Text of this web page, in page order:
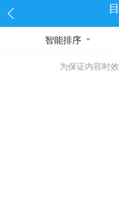
智能排序
为保证内容时